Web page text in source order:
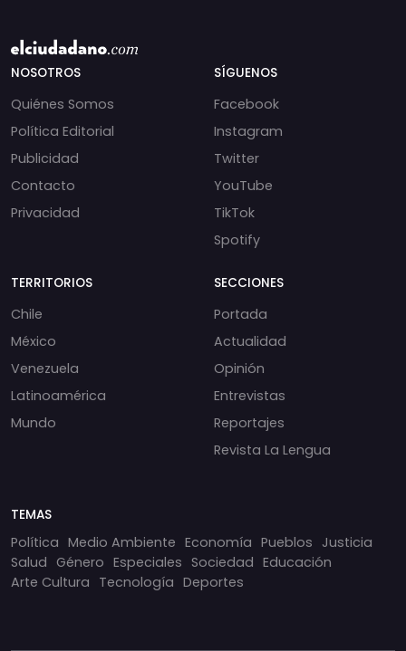
NOSOTROS
Quiénes Somos
Política Editorial
Publicidad
Contacto
Privacidad
SÍGUENOS
Facebook
Instagram
Twitter
YouTube
TikTok
Spotify
TERRITORIOS
Chile
México
Venezuela
Latinoamérica
Mundo
SECCIONES
Portada
Actualidad
Opinión
Entrevistas
Reportajes
Revista La Lengua
TEMAS
Política Medio Ambiente Economía Pueblos Justicia
Salud Género Especiales Sociedad Educación
Arte Cultura Tecnología Deportes